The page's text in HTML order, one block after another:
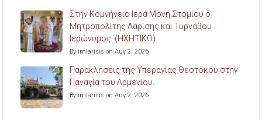
Στην Κομνήνειο Ιερά Μονή Στομίου ο
Μητροπολίτης Λαρίσης και Τυρνάβου
Ιερώνυμος. (ΗΧΗΤΙΚΟ)
By imlarisis on Αυγ 2, 2026
Παρακλήσεις της Υπεραγίας Θεοτόκου στην
Παναγία του Αρμενίου.
By imlarisis on Αυγ 2, 2026